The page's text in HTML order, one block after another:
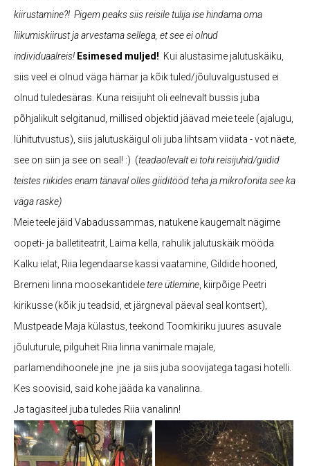
kiirustamine?! Pigem peaks siis reisile tulija ise hindama oma
liikumiskiirust ja arvestama sellega, et see ei olnud
individuaalreis! Esimesed muljed! Kui alustasime jalutuskäiku,
siis veel ei olnud väga hämar ja kõik tuled/jõuluvalgustused ei
olnud tuledesäras. Kuna reisijuht oli eelnevalt bussis juba
põhjalikult selgitanud, millised objektid jäävad meie teele (ajalugu,
lühitutvustus), siis jalutuskäigul oli juba lihtsam viidata - vot näete,
see on siin ja see on seal! :) (teadaolevalt ei tohi reisijuhid/giidid
teistes riikides enam tänaval olles giiditööd teha ja mikrofonita see ka
väga raske)
Meie teele jäid Vabadussammas, natukene kaugemalt nägime
oopeti- ja balletiteatrit, Laima kella, rahulik jalutuskäik mööda
Kalku ielat, Riia legendaarse kassi vaatamine, Gildide hooned,
Bremeni linna moosekantideletere ütlemine , kiirpõige Peetri
kirikusse (kõik ju teadsid, et järgneval päeval seal kontsert),
Mustpeade Maja külastus, teekond Toomkiriku juures asuvale
jõuluturule, pilguheit Riia linna vanimale majale,
parlamendihoonele jne jne ja siis juba soovijatega tagasi hotelli.
Kes soovisid, said kohe jääda ka vanalinna.
Ja tagasiteel juba tuledes Riia vanalinn!